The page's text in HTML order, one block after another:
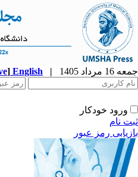
جمعه 16 مرداد 1405 |
English
]
ورود خودکار
ثبت نام
بازیابی رمز عبور